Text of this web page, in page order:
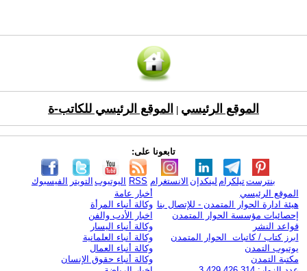
الموقع الرئيسي الموقع الرئيسي للكاتب-ة
تابعونا على:
الفيسبوك التويتر اليوتيوب RSS الانستغرام لينكدإن تيلكرامبنترست
الموقع الرئيسي
هيئة ادارة الحوار المتمدن - للإتصال بنا
إحصائيات مؤسسة الحوار المتمدن
قواعد النشر
ابرز كتاب / كاتبات الحوار المتمدن
يوتيوب التمدن
مكتبة التمدن
أخبار عامة
وكالة أنباء المرأة
اخبار الأدب والفن
وكالة أنباء اليسار
وكالة أنباء العلمانية
وكالة أنباء العمال
وكالة أنباء حقوق الإنسان